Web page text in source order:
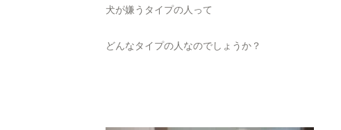
犬が嫌うタイプの人って
どんなタイプの人なのでしょうか？